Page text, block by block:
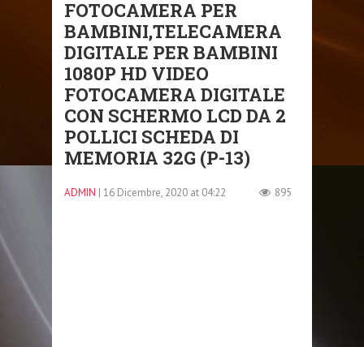
FOTOCAMERA PER
BAMBINI,TELECAMERA
DIGITALE PER BAMBINI
1080P HD VIDEO
FOTOCAMERA DIGITALE
CON SCHERMO LCD DA 2
POLLICI SCHEDA DI
MEMORIA 32G (P-13)
ADMIN | 16 Dicembre, 2020 at 04:22 895